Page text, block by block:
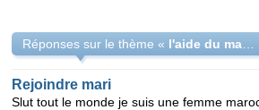
Réponses sur le thème «
Rejoindre mari